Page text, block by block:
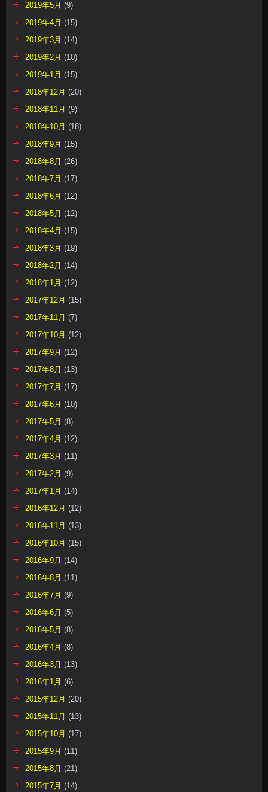
2019年5月 (9)
2019年4月 (15)
2019年3月 (14)
2019年2月 (10)
2019年1月 (15)
2018年12月 (20)
2018年11月 (9)
2018年10月 (18)
2018年9月 (15)
2018年8月 (26)
2018年7月 (17)
2018年6月 (12)
2018年5月 (12)
2018年4月 (15)
2018年3月 (19)
2018年2月 (14)
2018年1月 (12)
2017年12月 (15)
2017年11月 (7)
2017年10月 (12)
2017年9月 (12)
2017年8月 (13)
2017年7月 (17)
2017年6月 (10)
2017年5月 (8)
2017年4月 (12)
2017年3月 (11)
2017年2月 (9)
2017年1月 (14)
2016年12月 (12)
2016年11月 (13)
2016年10月 (15)
2016年9月 (14)
2016年8月 (11)
2016年7月 (9)
2016年6月 (5)
2016年5月 (8)
2016年4月 (8)
2016年3月 (13)
2016年1月 (6)
2015年12月 (20)
2015年11月 (13)
2015年10月 (17)
2015年9月 (11)
2015年8月 (21)
2015年7月 (14)